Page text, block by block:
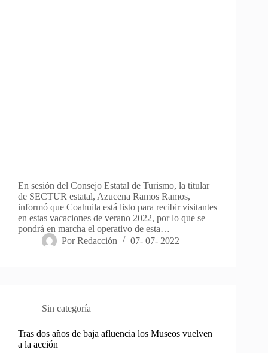
En sesión del Consejo Estatal de Turismo, la titular
de SECTUR estatal, Azucena Ramos Ramos,
informó que Coahuila está listo para recibir visitantes
en estas vacaciones de verano 2022, por lo que se
pondrá en marcha el operativo de esta…
Por Redacción 07- 07- 2022
Sin categoría
Tras dos años de baja afluencia los Museos vuelven
a la acción